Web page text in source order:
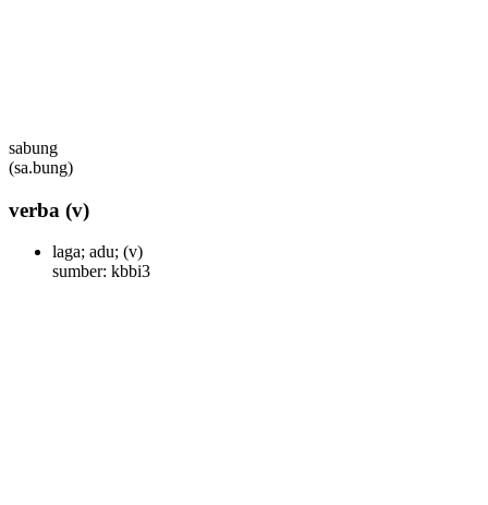
sabung
(sa.bung)
verba (v)
laga; adu; (v)
sumber: kbbi3